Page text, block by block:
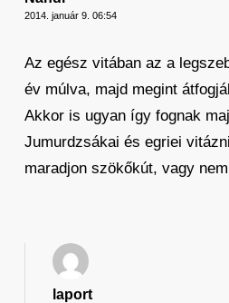
2014. január 9. 06:54
Az egész vitában az a
év múlva, majd megint
Akkor is ugyan így fognak
Jumurdzsákai és egriei
maradjon szökőkút, vagy
laport